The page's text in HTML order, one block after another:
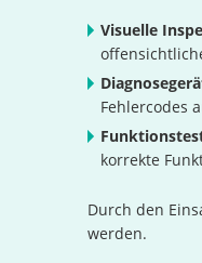
Visuelle
Fehlercodes
korrekte
Durch den
werden.